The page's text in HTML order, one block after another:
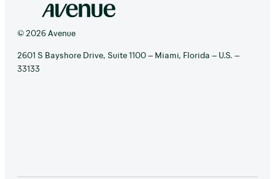
© 2026 Avenue
2601 S Bayshore Drive, Suite 1100 – Miami, Florida – U.S. –
33133